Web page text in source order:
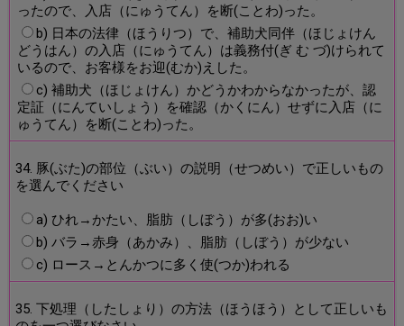
ったので、入店（にゅうてん）を断(ことわ)った。
b) 日本の法律（ほうりつ）で、補助犬同伴（ほじょけん
どうはん）の入店（にゅうてん）は義務付(ぎ む づ)けられて
いるので、お客様をお迎(むか)えした。
c) 補助犬（ほじょけん）かどうかわからなかったが、認
定証（にんていしょう）を確認（かくにん）せずに入店（に
ゅうてん）を断(ことわ)った。
34. 豚(ぶた)の部位（ぶい）の説明（せつめい）で正しいもの
を選んでください
a) ひれ→かたい、脂肪（しぼう）が多(おお)い
b) バラ→赤身（あかみ）、脂肪（しぼう）が少ない
c) ロース→とんかつに多く使(つか)われる
35. 下処理（したしょり）の方法（ほうほう）として正しいも